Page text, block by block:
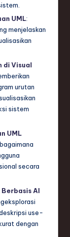
UML:
menjelaskan
di Visual
urutan
sistem
UML
secara
AI
use-
dengan